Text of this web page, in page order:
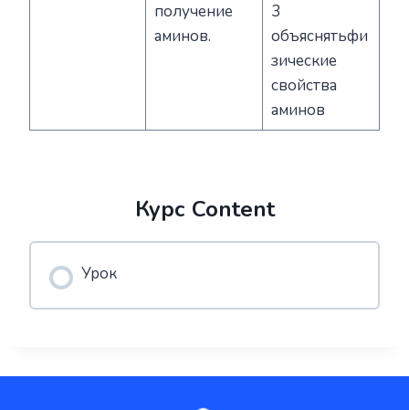
получение
аминов.
3
объяснятьфи
зические
свойства
аминов
Курс Content
Урок